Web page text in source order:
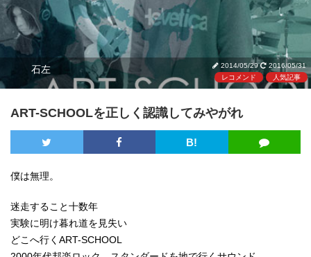
石左 2014/05/29
2016/05/31
レコメンド
人気記事
ART-SCHOOLを正しく認識してみやがれ
B!
僕は無理。
迷走すること十数年
実験に明け暮れ道を見失い
どこへ行くART-SCHOOL